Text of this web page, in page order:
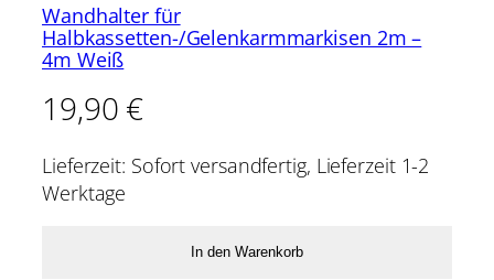
Wandhalter für
Halbkassetten-/Gelenkarmmarkisen 2m –
4m Weiß
19,90 €
Lieferzeit: Sofort versandfertig, Lieferzeit 1-2
Werktage
In den Warenkorb